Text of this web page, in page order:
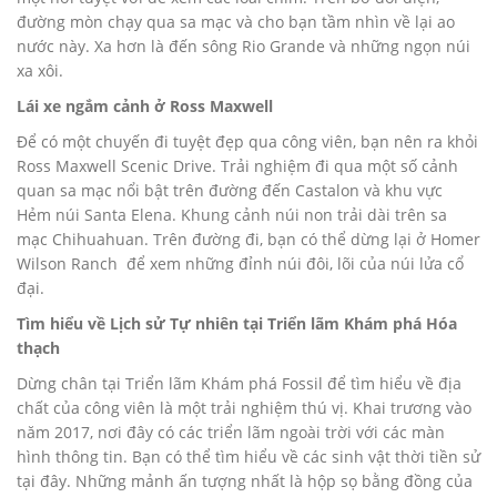
đường mòn chạy qua sa mạc và cho bạn tầm nhìn về lại ao
nước này. Xa hơn là đến sông Rio Grande và những ngọn núi
xa xôi.
Lái xe ngắm cảnh ở Ross Maxwell
Để có một chuyến đi tuyệt đẹp qua công viên, bạn nên ra khỏi
Ross Maxwell Scenic Drive. Trải nghiệm đi qua một số cảnh
quan sa mạc nổi bật trên đường đến Castalon và khu vực
Hẻm núi Santa Elena. Khung cảnh núi non trải dài trên sa
mạc Chihuahuan. Trên đường đi, bạn có thể dừng lại ở Homer
Wilson Ranch để xem những đỉnh núi đôi, lõi của núi lửa cổ
đại.
Tìm hiểu về Lịch sử Tự nhiên tại Triển lãm Khám phá Hóa
thạch
Dừng chân tại Triển lãm Khám phá Fossil để tìm hiểu về địa
chất của công viên là một trải nghiệm thú vị. Khai trương vào
năm 2017, nơi đây có các triển lãm ngoài trời với các màn
hình thông tin. Bạn có thể tìm hiểu về các sinh vật thời tiền sử
tại đây. Những mảnh ấn tượng nhất là hộp sọ bằng đồng của